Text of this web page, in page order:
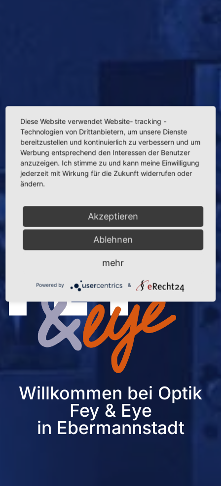
Willkommen bei Optik
Fey & Eye
in Ebermannstadt
Diese Website verwendet Website- tracking -
Technologien von Drittanbietern, um unsere Dienste
bereitzustellen und kontinuierlich zu verbessern und um
Werbung entsprechend den Interessen der Benutzer
anzuzeigen. Ich stimme zu und kann meine Einwilligung
jederzeit mit Wirkung für die Zukunft widerrufen oder
ändern.
Akzeptieren
Ablehnen
mehr
Powered by &